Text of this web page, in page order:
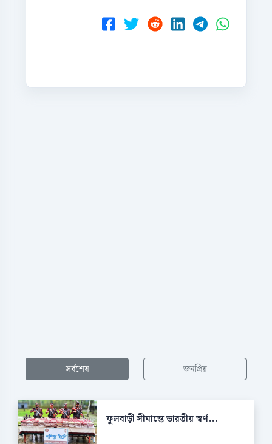
সর্বশেষ জনপ্রিয়
ফুলবাড়ী সীমান্তে ভারতীয় স্বর্ণ...